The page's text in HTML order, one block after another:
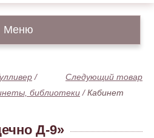
Меню
Следующий товар
/
библиотеки /Кабинет
Д-9»